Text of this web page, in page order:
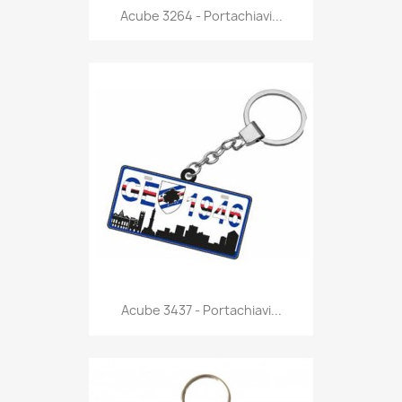
Anteprima
Acube 3264 - Portachiavi...
Anteprima
Acube 3437 - Portachiavi...